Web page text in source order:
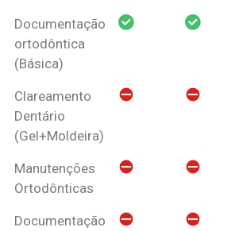
Documentação
ortodôntica
(Básica)
Clareamento
Dentário
(Gel+Moldeira)
Manutenções
Ortodônticas
Documentação